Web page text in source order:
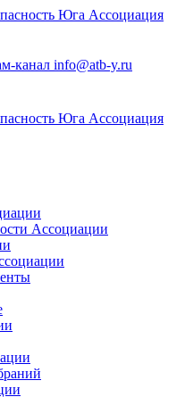
Ассоциация
канал info@atb-y.ru
Ассоциация
Ассоциации